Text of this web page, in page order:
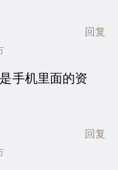
回复
手机里面的资
回复